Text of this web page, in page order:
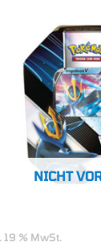
NICHT
19 % MwSt.